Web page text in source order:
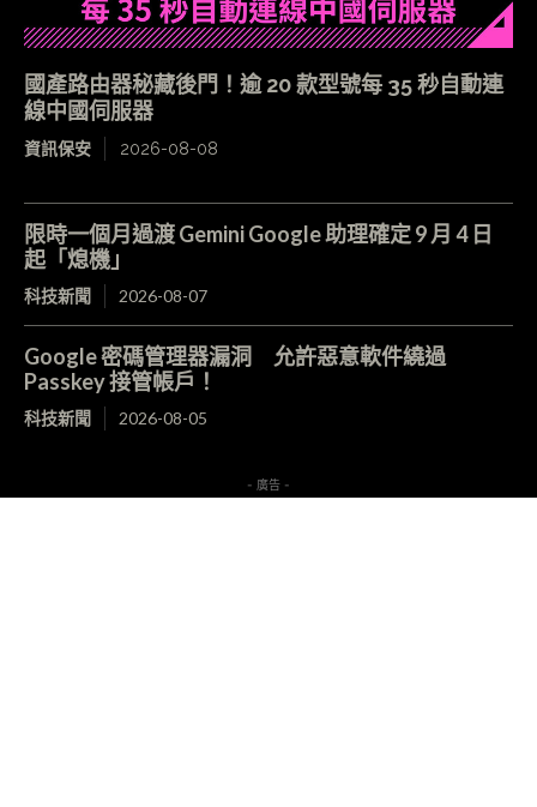
國產路由器秘藏後門！逾 20 款型號每 35 秒自動連
線中國伺服器
資訊保安 2026-08-08
限時一個月過渡 Gemini Google 助理確定 9 月 4 日
起「熄機」
科技新聞 2026-08-07
Google 密碼管理器漏洞 允許惡意軟件繞過
Passkey 接管帳戶！
科技新聞 2026-08-05
- 廣告 -